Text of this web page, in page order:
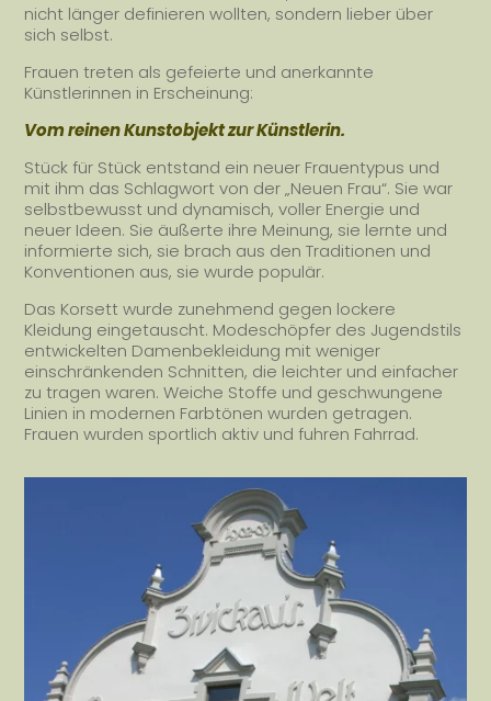
nicht länger definieren wollten, sondern lieber über
sich selbst.
Frauen treten als gefeierte und anerkannte
Künstlerinnen in Erscheinung:
Vom reinen Kunstobjekt zur Künstlerin.
Stück für Stück entstand ein neuer Frauentypus und
mit ihm das Schlagwort von der „Neuen Frau“. Sie war
selbstbewusst und dynamisch, voller Energie und
neuer Ideen. Sie äußerte ihre Meinung, sie lernte und
informierte sich, sie brach aus den Traditionen und
Konventionen aus, sie wurde populär.
Das Korsett wurde zunehmend gegen lockere
Kleidung eingetauscht. Modeschöpfer des Jugendstils
entwickelten Damenbekleidung mit weniger
einschränkenden Schnitten, die leichter und einfacher
zu tragen waren. Weiche Stoffe und geschwungene
Linien in modernen Farbtönen wurden getragen.
Frauen wurden sportlich aktiv und fuhren Fahrrad.